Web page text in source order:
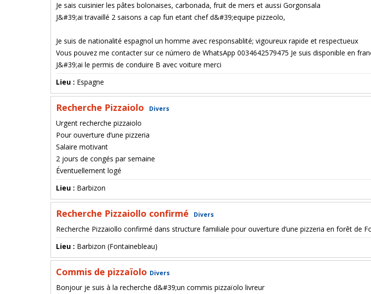
Je sais cuisinier les pâtes bolonaises, carbonada, fruit de mers et aussi Gorgonsala
J&#39;ai travaillé 2 saisons a cap fun etant chef d&#39;equipe pizzeolo,
Je suis de nationalité espagnol un homme avec responsablité; vigoureux rapide et respectueux
Vous pouvez me contacter sur ce número de WhatsApp 0034642579475 Je suis disponible en
J&#39;ai le permis de conduire B avec voiture merci
Lieu : Espagne
Recherche Pizzaiolo Divers
Urgent recherche pizzaiolo
Pour ouverture d’une pizzeria
Salaire motivant
2 jours de congés par semaine
Éventuellement logé
Lieu : Barbizon
Recherche Pizzaiollo confirmé Divers
Recherche Pizzaiollo confirmé dans structure familiale pour ouverture d’une pizzeria en forêt de
Lieu : Barbizon (Fontainebleau)
Commis de pizzaïolo Divers
Bonjour je suis à la recherche d&#39;un commis pizzaïolo livreur